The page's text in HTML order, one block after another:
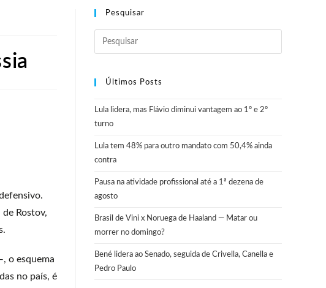
Rostov,
o esquema
no país, é
Pesquisar
Últimos Posts
Lula lidera, mas Flávio diminui vantagem ao 1º e 2º
turno
Lula tem 48% para outro mandato com 50,4% ainda
contra
Pausa na atividade profissional até a 1ª dezena de
agosto
Brasil de Vini x Noruega de Haaland — Matar ou
morrer no domingo?
Bené lidera ao Senado, seguida de Crivella, Canella e
Pedro Paulo